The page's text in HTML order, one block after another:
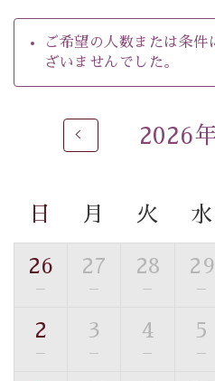
滞在いただけるよう
30項目以上からなる独自の
徹底した衛生管理を行ってお
■内容&特典■
・諏訪大社4社を巡る無料参
・館内着をご用意
・就寝用パジャマをご用意
・環境に配慮したアメニティ
・駐車場完備
・チェックイン15時、チェッ
ご希望の人数または条件
ざいませんでした。
2026
日 月 火 水
26
—
27
—
28
—
29
—
2
—
3
—
4
—
5
—